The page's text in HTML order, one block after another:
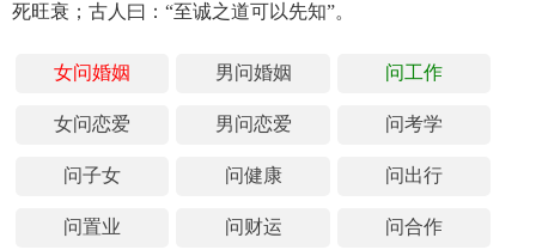
死旺衰；古人曰：“至诚之道可以先知”。
女问婚姻 男问婚姻 问工作
女问恋爱 男问恋爱 问考学
问子女 问健康 问出行
问置业 问财运 问合作